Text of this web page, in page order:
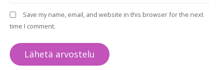
Save my name, email, and website in this browser for the next
time I comment.